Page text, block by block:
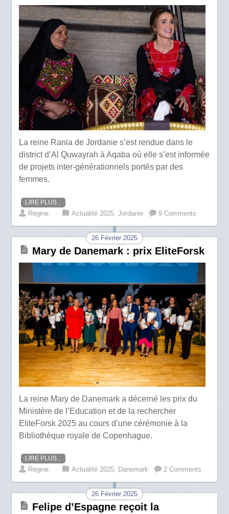
La reine Rania de Jordanie s’est rendue dans le
district d’Al Quwayrah à Aqaba où elle s’est informée
de projets inter-générationnels portés par des
femmes.
LIRE PLUS...
Régine ⋅ Actualité 2025 ,Jordanie 9 Comments
26 Février 2025
Mary de Danemark : prix EliteForsk
La reine Mary de Danemark a décerné les prix du
Ministère de l’Education et de la rechercher
EliteForsk 2025 au cours d’une cérémonie à la
Bibliothèque royale de Copenhague.
LIRE PLUS...
Régine ⋅ Actualité 2025, Danemark 2 Comments
26 Février 2025
Felipe d’Espagne reçoit la